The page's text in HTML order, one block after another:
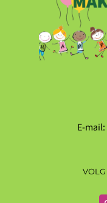
E-mail: